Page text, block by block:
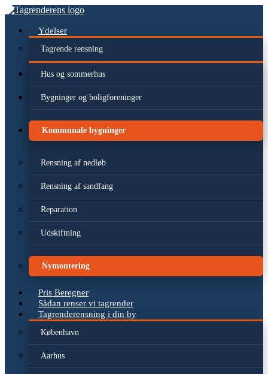
Videre
indhold
Ydelser
Tagrende rensning
Hus og sommerhus
Bygninger og boligforeninger
Kommunale bygninger
Rensning af nedløb
Rensning af sandfang
Reparation
Udskiftning
Nymontering
Pris Beregner
Sådan renser vi tagrender
Tagrenderensning i din by
København
Aarhus